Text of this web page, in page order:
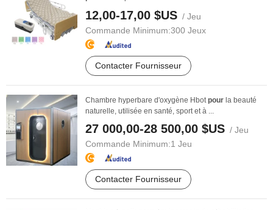
12,00-17,00 $US / Jeu
Commande Minimum:300 Jeux
Contacter Fournisseur
Chambre hyperbare d'oxygène Hbotpour la beauté
naturelle, utilisée en santé, sport et à ...
27 000,00-28 500,00 $US / Jeu
Commande Minimum:1 Jeu
Contacter Fournisseur